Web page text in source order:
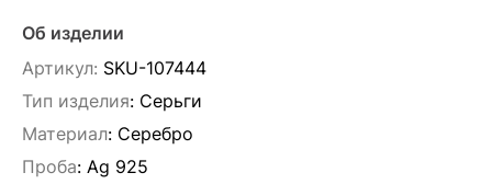
Об изделии
Артикул: SKU-107444
Тип изделия: Серьги
Материал: Серебро
Проба: Ag 925